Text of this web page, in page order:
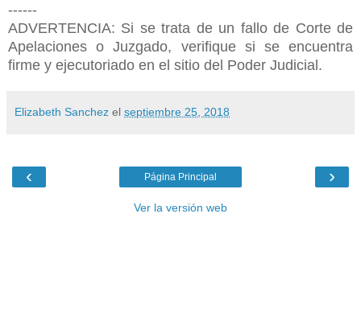
------
ADVERTENCIA: Si se trata de un fallo de Corte de
Apelaciones o Juzgado, verifique si se encuentra
firme y ejecutoriado en el sitio del Poder Judicial.
Elizabeth Sanchez el septiembre 25, 2018
‹ ›
Página Principal
Ver la versión web